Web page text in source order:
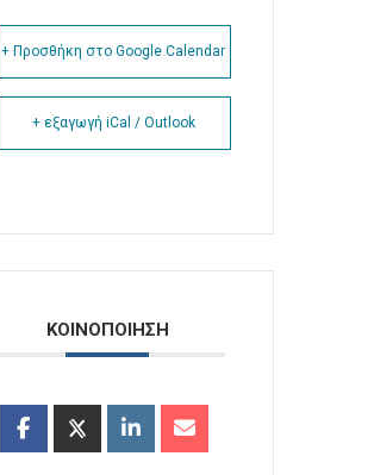
+ Προσθήκη στο Google Calendar
+ εξαγωγή iCal / Outlook
ΚΟΙΝΟΠΟΙΗΣΗ